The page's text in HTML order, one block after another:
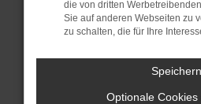
Das kann manchmal
vorübergehende
Stelle sicher, dass
Betriebssystem auf
die von dritten
Sie auf anderen Webseiten zu
zu schalten, die für Ihre
Speichern
Optionale Cookies